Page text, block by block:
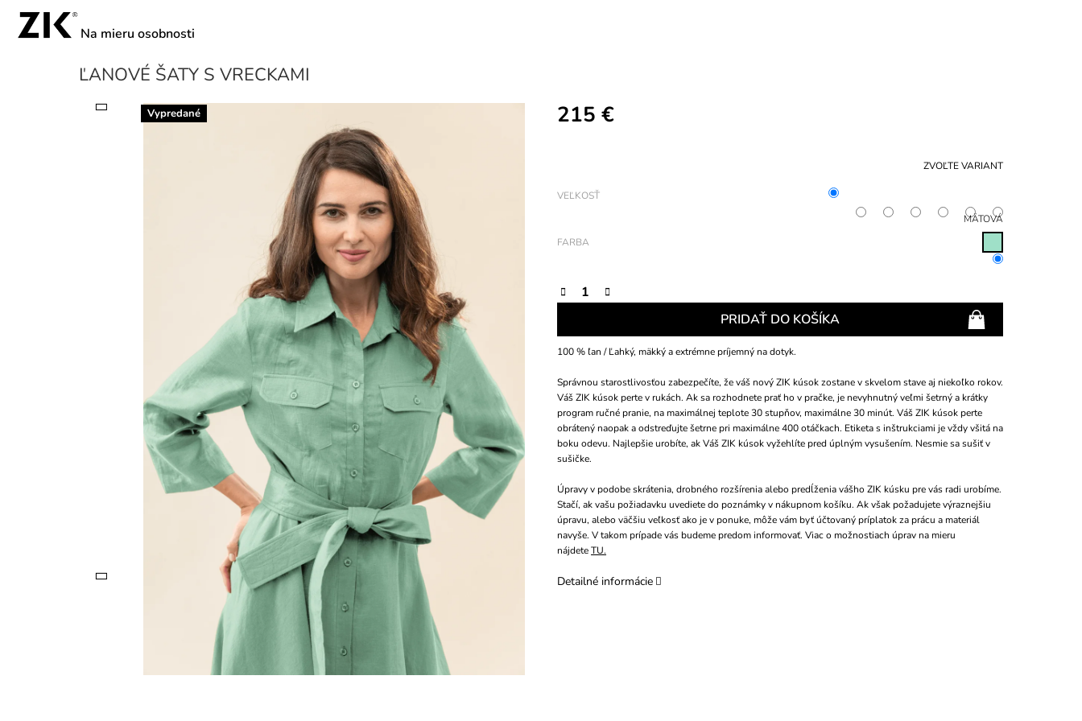
obsah
ĽANOVÉ ŠATY S VRECKAMI
Vypredané 215 €
ZVOĽTE VARIANT
VEĽKOSŤ
FARBA
MÄTOVÁ
PRIDAŤ DO KOŠÍKA
100 % ľan / Ľahký, mäkký a extrémne príjemný na dotyk.
Správnou starostlivosťou zabezpečíte, že váš nový ZIK kúsok zostane v skvelom stave aj niekoľko rokov.
Váš ZIK kúsok perte v rukách. Ak sa rozhodnete prať ho v pračke, je nevyhnutný veľmi šetrný a krátky
program ručné pranie, na maximálnej teplote 30 stupňov, maximálne 30 minút. Váš ZIK kúsok perte
obrátený naopak a odstreďujte šetrne pri maximálne 400 otáčkach. Etiketa s inštrukciami je vždy všitá na
boku odevu. Najlepšie urobíte, ak Váš ZIK kúsok vyžehlíte pred úplným vysušením. Nesmie sa sušiť v
sušičke.
Úpravy v podobe skrátenia, drobného rozšírenia alebo predĺženia vášho ZIK kúsku pre vás radi urobíme.
Stačí, ak vašu požiadavku uvediete do poznámky v nákupnom košíku. Ak však požadujete výraznejšiu
úpravu, alebo väčšiu veľkosť ako je v ponuke, môže vám byť účtovaný príplatok za prácu a materiál
navyše. V takom prípade vás budeme predom informovať. Viac o možnostiach úprav na mieru
nájdeteTU.
Detailné informácie